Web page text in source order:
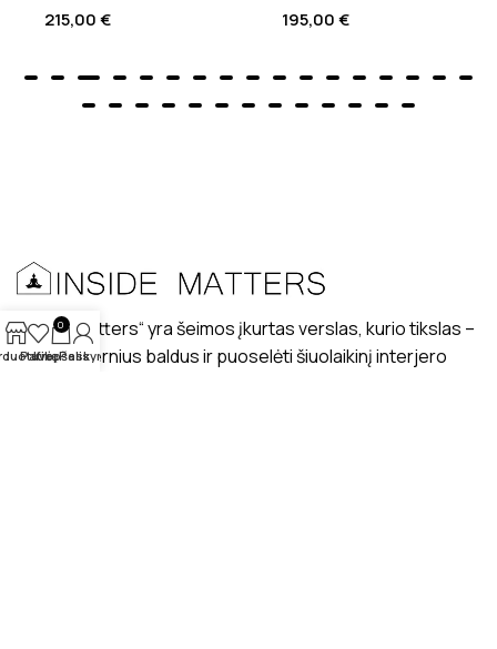
215,00€ 195,00€
„Inside matters“ yra šeimos įkurtas verslas, kurio tikslas –
kurti modernius baldus ir puoselėti šiuolaikinį interjero
Patikę
0
Krepšelis
Paskyra